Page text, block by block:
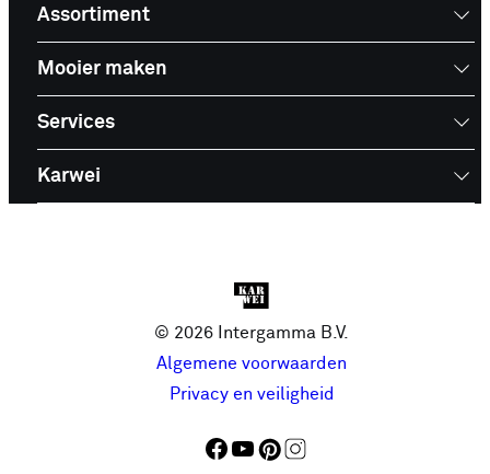
Assortiment
Mooier maken
Services
Karwei
© 2026 Intergamma B.V.
Algemene voorwaarden
Privacy en veiligheid